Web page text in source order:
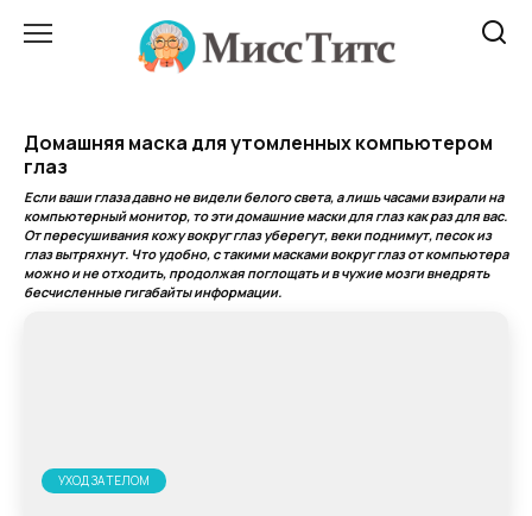
Домашняя маска для утомленных компьютером
глаз
Если ваши глаза давно не видели белого света, а лишь часами взирали на
компьютерный монитор, то эти домашние маски для глаз как раз для вас.
От пересушивания кожу вокруг глаз уберегут, веки поднимут, песок из
глаз вытряхнут. Что удобно, с такими масками вокруг глаз от компьютера
можно и не отходить, продолжая поглощать и в чужие мозги внедрять
бесчисленные гигабайты информации.
УХОД ЗА ТЕЛОМ